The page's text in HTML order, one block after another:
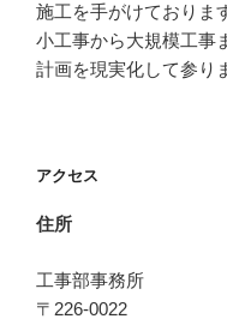
施工を手がけておりま
小工事から大規模工事
計画を現実化して参り
アクセス
住所
工事部事務所
〒226-0022